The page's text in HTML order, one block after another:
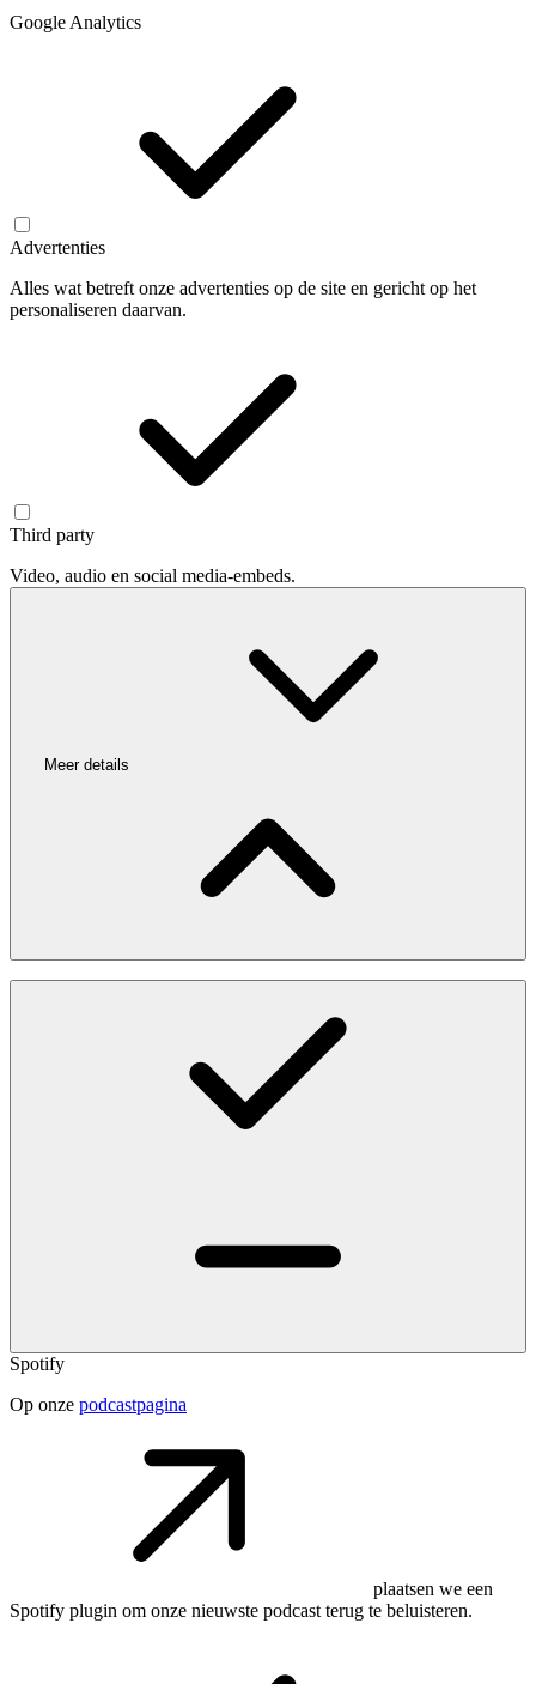
Google Analytics
Advertenties
Alles wat betreft onze advertenties op de site en gericht op het
personaliseren daarvan.
Third party
Video, audio en social media-embeds.
Meer details
Spotify
Op onze podcastpagina
plaatsen we een
Spotify plugin om onze nieuwste podcast terug te beluisteren.